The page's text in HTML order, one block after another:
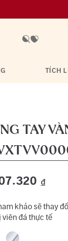
TÍCH
TAY
đ
khảo sẽ thay
viên đá thực tế